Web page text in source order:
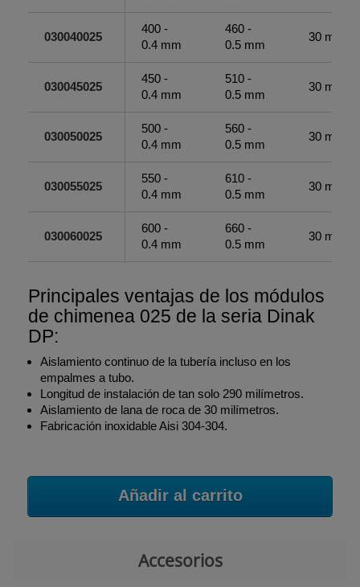
030040025
400 -
0.4 mm
460 -
0.5 mm
30 mm
030045025
450 -
0.4 mm
510 -
0.5 mm
30 mm
030050025
500 -
0.4 mm
560 -
0.5 mm
30 mm
030055025
550 -
0.4 mm
610 -
0.5 mm
30 mm
030060025
600 -
0.4 mm
660 -
0.5 mm
30 mm
Principales ventajas de los módulos
de chimenea 025 de la seria Dinak
DP:
Aislamiento continuo de la tubería incluso en los
empalmes a tubo.
Longitud de instalación de tan solo 290 milímetros.
Aislamiento de lana de roca de 30 milímetros.
Fabricación inoxidable Aisi 304-304.
Añadir al carrito
Accesorios